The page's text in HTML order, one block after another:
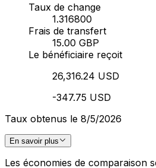
Taux de change
1.316800
Frais de transfert
15.00 GBP
Le bénéficiaire reçoit
26,316.24 USD
-347.75 USD
Taux obtenus le 8/5/2026
En savoir plus
Les économies de comparaison